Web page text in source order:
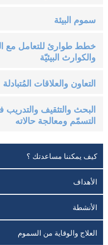
سموم البيئة
خطط طوارئ للتعامل مع
والكوارث البيئيّة
التعاون والعلاقات المُتبادلة
البحث والتثقيف
التسمّم ومعالجة حالاته
كيف يمكننا مساعدتك ؟
الأهداف
الأنشطة
العلاج والوقاية من السموم